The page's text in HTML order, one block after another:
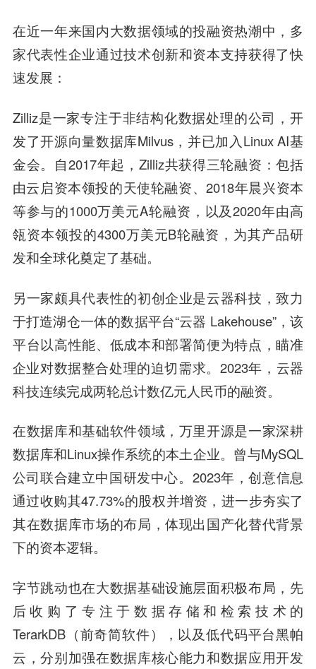
在近一年来国内大数据领域的投融资热潮中，多
家代表性企业通过技术创新和资本支持获得了快
速发展：
Zilliz是一家专注于非结构化数据处理的公司，开
发了开源向量数据库Milvus，并已加入Linux AI基
金会。自2017年起，Zilliz共获得三轮融资：包括
由云启资本领投的天使轮融资、2018年晨兴资本
等参与的1000万美元A轮融资，以及2020年由高
瓴资本领投的4300万美元B轮融资，为其产品研
发和全球化奠定了基础。
另一家颇具代表性的初创企业是云器科技，致力
于打造湖仓一体的数据平台“云器 Lakehouse”，该
平台以高性能、低成本和部署简便为特点，瞄准
企业对数据整合处理的迫切需求。2023年，云器
科技连续完成两轮总计数亿元人民币的融资。
在数据库和基础软件领域，万里开源是一家深耕
数据库和Linux操作系统的本土企业。曾与MySQL
公司联合建立中国研发中心。2023年，创意信息
通过收购其47.73%的股权并增资，进一步夯实了
其在数据库市场的布局，体现出国产化替代背景
下的资本逻辑。
字节跳动也在大数据基础设施层面积极布局，先
后收购了专注于数据存储和检索技术的
TerarkDB（前奇简软件），以及低代码平台黑帕
云，分别加强在数据库核心能力和数据应用开发